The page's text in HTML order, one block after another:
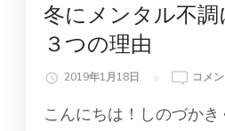
未分類
冬にメンタル不
３つの理由
2019年1月18日
冬
メ
コメ
こんにちは！しのづかき